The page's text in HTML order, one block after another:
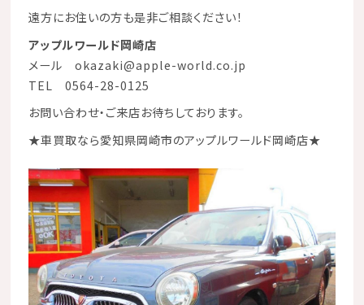
遠方にお住いの方も是非ご相談ください！
アップルワールド岡崎店
メール okazaki@apple-world.co.jp
TEL 0564-28-0125
お問い合わせ・ご来店お待ちしております。
★車買取なら愛知県岡崎市のアップルワールド岡崎店★